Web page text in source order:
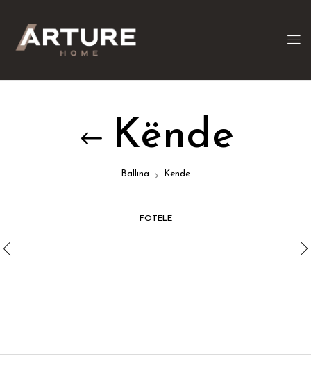
Kënde
Ballina Kënde
FOTELE